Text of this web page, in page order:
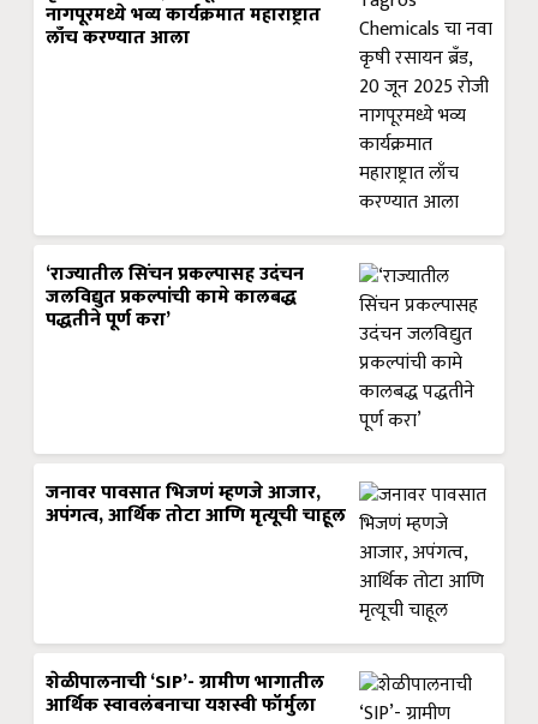
नागपूरमध्ये भव्य कार्यक्रमात महाराष्ट्रात
लाँच करण्यात आला
‘राज्यातील सिंचन प्रकल्पासह उदंचन
जलविद्युत प्रकल्पांची कामे कालबद्ध
पद्धतीने पूर्ण करा’
जनावर पावसात भिजणं म्हणजे आजार,
अपंगत्व, आर्थिक तोटा आणि मृत्यूची चाहूल
शेळीपालनाची ‘SIP’- ग्रामीण भागातील
आर्थिक स्वावलंबनाचा यशस्वी फॉर्मुला